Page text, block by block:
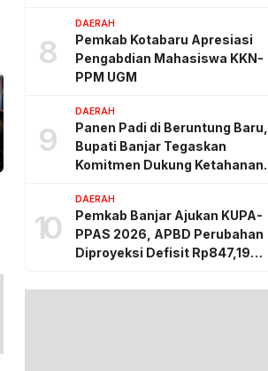
8
DAERAH
Pemkab Kotabaru Apresiasi
Pengabdian Mahasiswa KKN-
PPM UGM
9
DAERAH
Panen Padi di Beruntung Baru,
Bupati Banjar Tegaskan
Komitmen Dukung Ketahanan
10
DAERAH
Pemkab Banjar Ajukan KUPA-
PPAS 2026, APBD Perubahan
Diproyeksi Defisit Rp847,19